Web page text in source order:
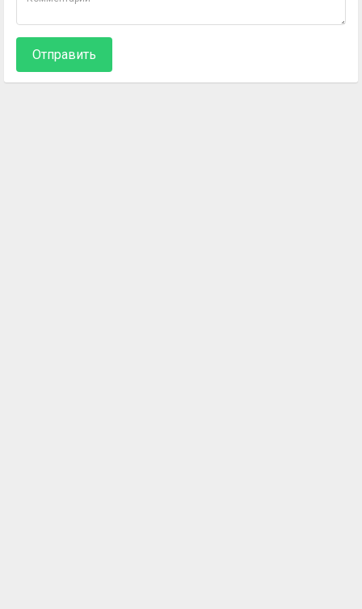
Отправить